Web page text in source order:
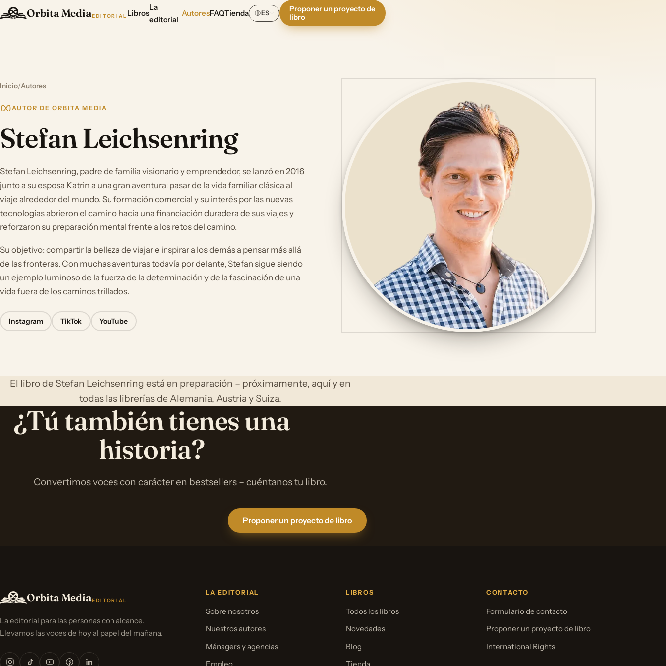
Orbita MediaEDITORIAL Libros
La
editorial
AutoresFAQTienda ES
Proponer un proyecto de
libro
Inicio/Autores
AUTOR DE ORBITA MEDIA
Stefan Leichsenring
Stefan Leichsenring, padre de familia visionario y emprendedor, se lanzó en 2016
junto a su esposa Katrin a una gran aventura: pasar de la vida familiar clásica al
viaje alrededor del mundo. Su formación comercial y su interés por las nuevas
tecnologías abrieron el camino hacia una financiación duradera de sus viajes y
reforzaron su preparación mental frente a los retos del camino.
Su objetivo: compartir la belleza de viajar e inspirar a los demás a pensar más allá
de las fronteras. Con muchas aventuras todavía por delante, Stefan sigue siendo
un ejemplo luminoso de la fuerza de la determinación y de la fascinación de una
vida fuera de los caminos trillados.
Instagram TikTok YouTube
El libro de Stefan Leichsenring está en preparación – próximamente, aquí y en
todas las librerías de Alemania, Austria y Suiza.
¿Tú también tienes una
historia?
Convertimos voces con carácter en bestsellers – cuéntanos tu libro.
Proponer un proyecto de libro
Orbita MediaEDITORIAL
La editorial para las personas con alcance.
Llevamos las voces de hoy al papel del mañana.
LA EDITORIAL
Sobre nosotros
Nuestros autores
Mánagers y agencias
Empleo
LIBROS
Todos los libros
Novedades
Blog
Tienda
CONTACTO
Formulario de contacto
Proponer un proyecto de libro
International Rights